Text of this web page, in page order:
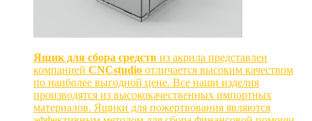
Ящик для сбора средств из акрила представлен
компанией CNCstudio отличается высоким качеством
по наиболее выгодной цене. Все наши изделия
производятся из высококачественных импортных
материалов. Ящики для пожертвования являются